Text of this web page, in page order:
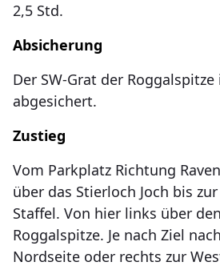
2,5 Std.
Absicherung
Der SW-Grat der
abgesichert.
Zustieg
Vom Parkplatz Richtung
über das Stierloch Joch bis
Staffel. Von hier links über
Roggalspitze. Je nach Ziel
Nordseite oder rechts zur